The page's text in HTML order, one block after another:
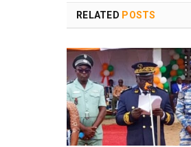
RELATED POSTS